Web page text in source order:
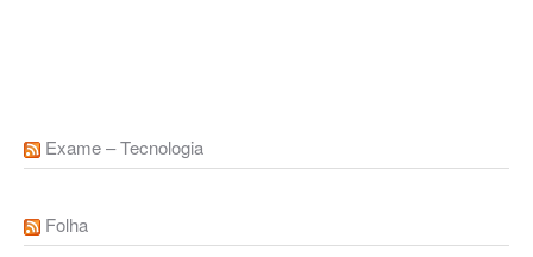
Exame – Tecnologia
Folha